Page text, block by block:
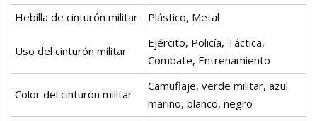
Hebilla de cinturón militar
Plástico, Metal
Uso del cinturón militar
Ejército, Policía, Táctica,
Combate, Entrenamiento
Color del cinturón militar
Camuflaje, verde militar, azul
marino, blanco, negro